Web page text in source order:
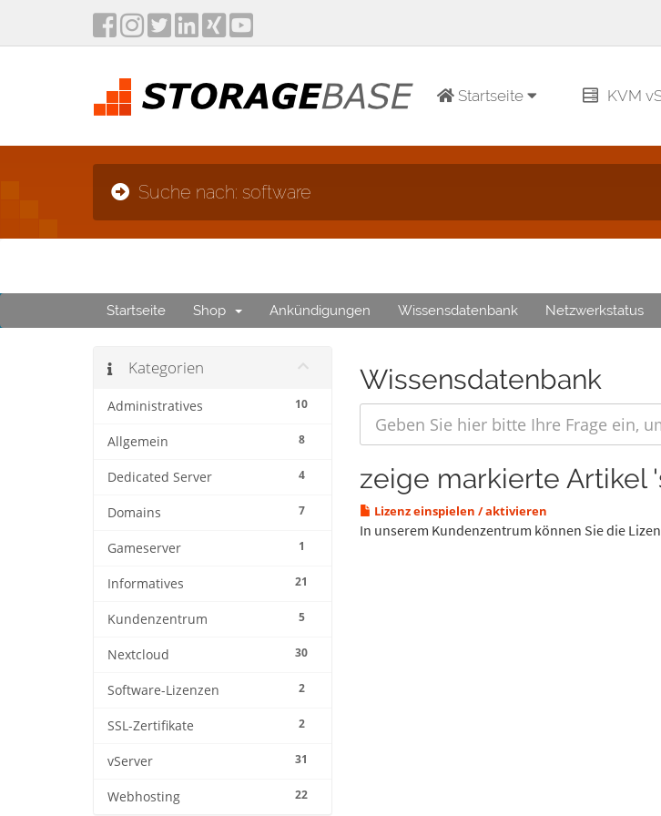
Startseite KVM
Suche nach: software
Startseite Shop Ankündigungen Wissensdatenbank Netzwerkstatus
Wissensdatenbank
Kategorien
10
Administratives
8
Allgemein
4
Dedicated Server
7
Domains
1
Gameserver
21
Informatives
5
Kundenzentrum
30
Nextcloud
2
Software-Lizenzen
2
SSL-Zertifikate
31
vServer
22
Webhosting
zeige markierte Artikel
Lizenz einspielen / aktivieren
In unserem Kundenzentrum können Sie die